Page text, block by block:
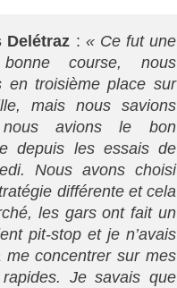
Delétraz : « Ce fut une
course, nous
en troisième place sur
mais nous savions
avions le bon
depuis les essais de
Nous avons choisi
différente et cela
les gars ont fait un
pit-stop et je n’avais
me concentrer sur mes
Je savais que